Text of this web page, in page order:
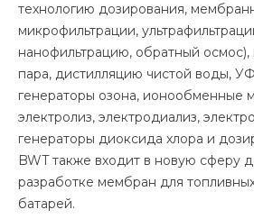
технологию дозирования,
микрофильтрации,
нанофильтрацию, обратный осмос),
пара, дистилляцию чистой воды,
генераторы озона, ионообменные
электролиз, электродиализ,
генераторы диоксида хлора и
BWT также входит в новую сферу
разработке мембран для
батарей.